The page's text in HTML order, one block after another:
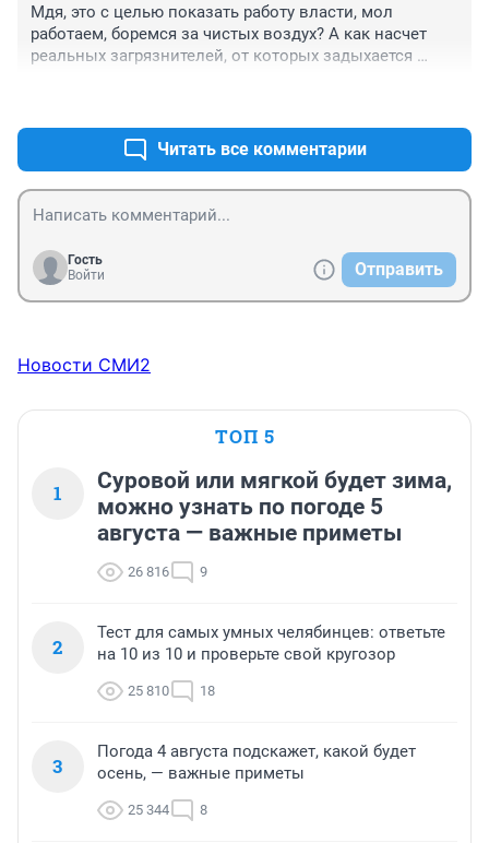
Мдя, это с целью показать работу власти, мол
работаем, боремся за чистых воздух? А как насчет
реальных загрязнителей, от которых задыхается
Читать все комментарии
Гость
Войти
Отправить
Новости СМИ2
ТОП 5
1
Суровой или мягкой будет зима,
можно узнать по погоде 5
августа — важные приметы
26 816 9
2
Тест для самых умных челябинцев: ответьте
на 10 из 10 и проверьте свой кругозор
25 810 18
3
Погода 4 августа подскажет, какой будет
осень, — важные приметы
25 344 8